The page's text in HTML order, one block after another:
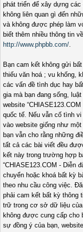
phát triển để xây dựng
không liên quan gì đến
và không được phép làm
biết thêm nhiều thông tin
http://www.phpbb.com/.
Bạn cam kết không gửi
thiếu văn hoá ; vu khống,
các vấn đề tình dục hay
gia mà bạn đang sống,
website
quốc tế. Nếu vẫn cố tình
vào website giống như
bạn vẫn cho rằng những
tất cả các bài viết đều
kết này trong trường hợp
“CHIASE123.COM - Diễn
chuyển hoặc khoá bất kỳ
theo nhu cầu công việc.
phải cam kết bất kỳ thông
trữ trong cơ sở dữ liệu
không được cung cấp
sự đồng ý của bạn,